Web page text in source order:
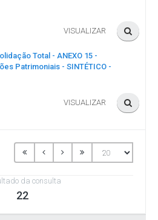
VISUALIZAR
Total - ANEXO 15 -
Patrimoniais - SINTÉTICO -
VISUALIZAR
da consulta
22